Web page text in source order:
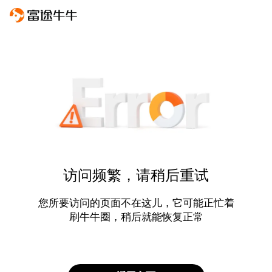
访问频繁，请稍后重试
您所要访问的页面不在这儿，它可能正忙着
刷牛牛圈，稍后就能恢复正常